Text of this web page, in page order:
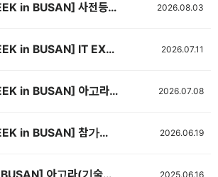
[2026 K-ICT WEEK in BUSAN] 사전등록 OPEN! 🎉 2026.08.03
[2026 K-ICT WEEK in BUSAN] IT EXPO BUSAN 2026 우수기업 해외바이어 초청 지원사업 공고 2026.07.11
[2026 K-ICT WEEK in BUSAN] 아고라(기술발표회장) 신청서 제출(~8/14, 선착순 마감) 2026.07.08
[2026 K-ICT WEEK in BUSAN] 참가업체 숙박 안내 2026.06.19
2025.06.16